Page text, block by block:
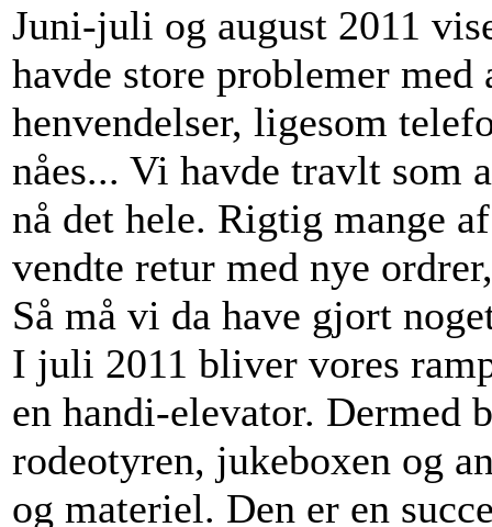
Juni-juli og august 2011
havde store problemer med
henvendelser, ligesom
nåes... Vi havde travlt
nå det hele. Rigtig mange
vendte retur med nye
Så må vi da have gjort
I juli 2011 bliver vores
en handi-elevator. Dermed
rodeotyren, jukeboxen og
og materiel. Den er en